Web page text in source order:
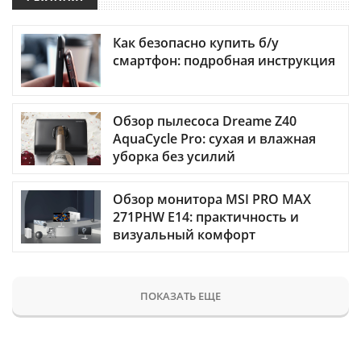
Как безопасно купить б/у
смартфон: подробная инструкция
Обзор пылесоса Dreame Z40
AquaCycle Pro: сухая и влажная
уборка без усилий
Обзор монитора MSI PRO MAX
271PHW E14: практичность и
визуальный комфорт
ПОКАЗАТЬ ЕЩЕ